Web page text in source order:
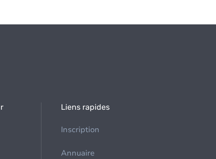
Liens rapides
Inscription
Annuaire